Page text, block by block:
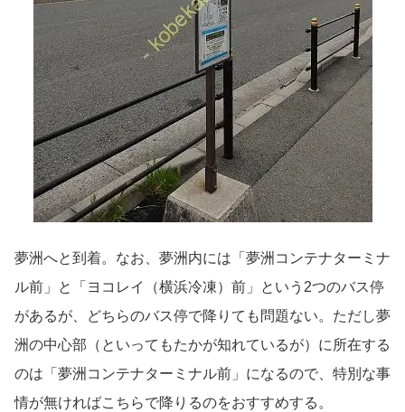
夢洲へと到着。なお、夢洲内には「夢洲コンテナターミナ
ル前」と「ヨコレイ（横浜冷凍）前」という2つのバス停
があるが、どちらのバス停で降りても問題ない。ただし夢
洲の中心部（といってもたかが知れているが）に所在する
のは「夢洲コンテナターミナル前」になるので、特別な事
情が無ければこちらで降りるのをおすすめする。